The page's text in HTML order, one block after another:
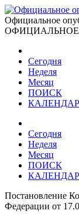
Официальное
Сегодня
Неделя
Месяц
ПОИСК
Сегодня
Неделя
Месяц
ПОИСК
Постановление
Федерации от